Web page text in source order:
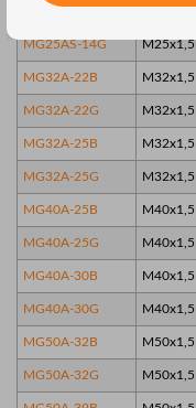
MG25AS-14B M25x1,5
MG25AS-14G M25x1,5
MG32A-22B M32x1,5
MG32A-22G M32x1,5
MG32A-25B M32x1,5
MG32A-25G M32x1,5
MG40A-25B M40x1,5
MG40A-25G M40x1,5
MG40A-30B M40x1,5
MG40A-30G M40x1,5
MG50A-32B M50x1,5
MG50A-32G M50x1,5